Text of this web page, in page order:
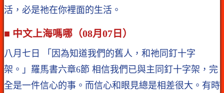
活，必是祂在你裡面的生活。
■ 中文上海嗎哪（08月07日）
八月七日 「因為知道我們的舊人，和祂同釘十字
架。」羅馬書六章6節 相信我們已與主同釘十字架，完
全是一件信心的事。而信心和眼見總是相差很大。有時